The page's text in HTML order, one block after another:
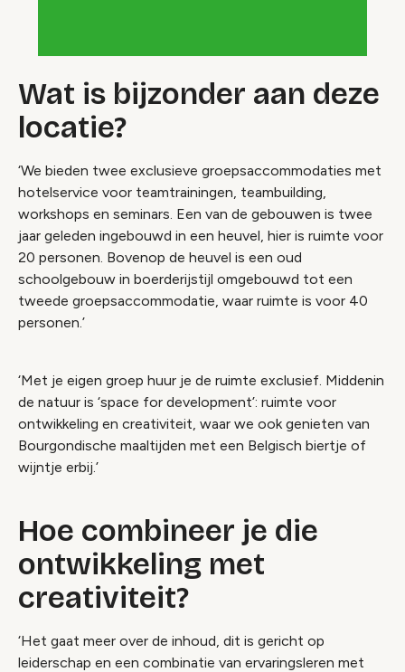
Wat is bijzonder aan deze
locatie?
‘We bieden twee exclusieve groepsaccommodaties met
hotelservice voor teamtrainingen, teambuilding,
workshops en seminars. Een van de gebouwen is twee
jaar geleden ingebouwd in een heuvel, hier is ruimte voor
20 personen. Bovenop de heuvel is een oud
schoolgebouw in boerderijstijl omgebouwd tot een
tweede groepsaccommodatie, waar ruimte is voor 40
personen.’
‘Met je eigen groep huur je de ruimte exclusief. Middenin
de natuur is ‘space for development’: ruimte voor
ontwikkeling en creativiteit, waar we ook genieten van
Bourgondische maaltijden met een Belgisch biertje of
wijntje erbij.’
Hoe combineer je die
ontwikkeling met
creativiteit?
‘Het gaat meer over de inhoud, dit is gericht op
leiderschap en een combinatie van ervaringsleren met